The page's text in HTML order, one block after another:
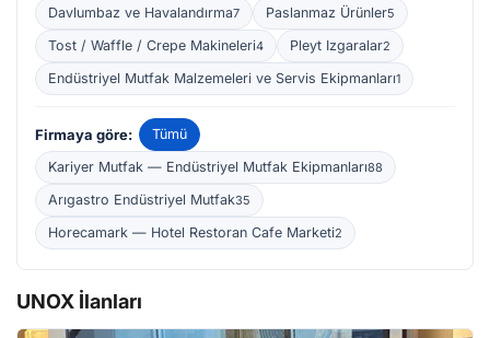
ihtiyaçlarınıza uygun bir seçenek bulabilirsiniz.
Davlumbaz ve Havalandırma7 Paslanmaz Ürünler5
Tost / Waffle / Crepe Makineleri4 Pleyt Izgaralar2
Endüstriyel Mutfak Malzemeleri ve Servis Ekipmanları1
Firmaya göre:
Tümü
Kariyer Mutfak — Endüstriyel Mutfak Ekipmanları88
Arıgastro Endüstriyel Mutfak35
Horecamark — Hotel Restoran Cafe Marketi2
UNOX İlanları